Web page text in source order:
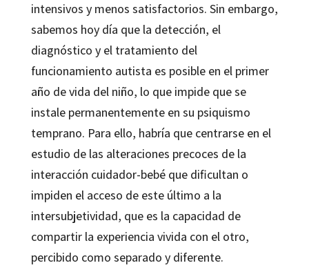
intensivos y menos satisfactorios. Sin embargo,
sabemos hoy día que la detección, el
diagnóstico y el tratamiento del
funcionamiento autista es posible en el primer
año de vida del niño, lo que impide que se
instale permanentemente en su psiquismo
temprano. Para ello, habría que centrarse en el
estudio de las alteraciones precoces de la
interacción cuidador-bebé que dificultan o
impiden el acceso de este último a la
intersubjetividad, que es la capacidad de
compartir la experiencia vivida con el otro,
percibido como separado y diferente.